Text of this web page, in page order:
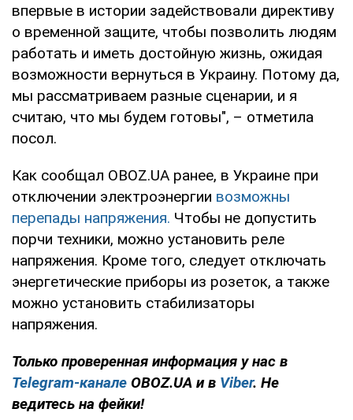
впервые в истории задействовали директиву
о временной защите, чтобы позволить людям
работать и иметь достойную жизнь, ожидая
возможности вернуться в Украину. Потому да,
мы рассматриваем разные сценарии, и я
считаю, что мы будем готовы", – отметила
посол.
Как сообщал OBOZ.UA ранее, в Украине при
отключении электроэнергии возможны
перепады напряжения. Чтобы не допустить
порчи техники, можно установить реле
напряжения. Кроме того, следует отключать
энергетические приборы из розеток, а также
можно установить стабилизаторы
напряжения.
Только проверенная информация у нас в
Telegram-канале OBOZ.UA и в Viber. Не
ведитесь на фейки!